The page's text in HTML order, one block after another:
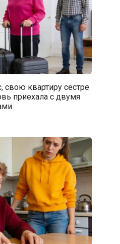
свою квартиру сестре
приехала с двумя